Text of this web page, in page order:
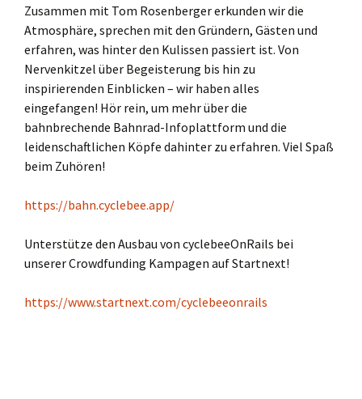
Zusammen mit Tom Rosenberger erkunden wir die
Atmosphäre, sprechen mit den Gründern, Gästen und
erfahren, was hinter den Kulissen passiert ist. Von
Nervenkitzel über Begeisterung bis hin zu
inspirierenden Einblicken – wir haben alles
eingefangen! Hör rein, um mehr über die
bahnbrechende Bahnrad-Infoplattform und die
leidenschaftlichen Köpfe dahinter zu erfahren. Viel Spaß
beim Zuhören!
https://bahn.cyclebee.app/
Unterstütze den Ausbau von cyclebeeOnRails bei
unserer Crowdfunding Kampagen auf Startnext!
https://www.startnext.com/cyclebeeonrails